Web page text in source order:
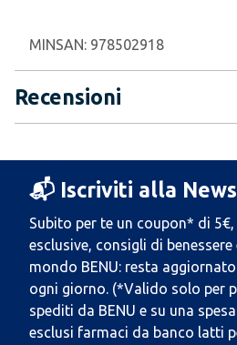
MINSAN: 978502918
Recensioni
📬 Iscriviti alla
Subito per te un coupon* di
esclusive, consigli di
mondo BENU: resta
ogni giorno. (*Valido solo per
spediti da BENU e su una
esclusi farmaci da banco latti